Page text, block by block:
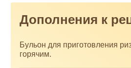
Дополнения к
Бульон для приготовления
горячим.